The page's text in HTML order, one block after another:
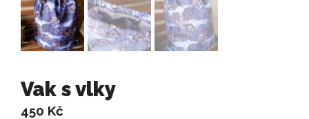
Vak s vlky
450 Kč